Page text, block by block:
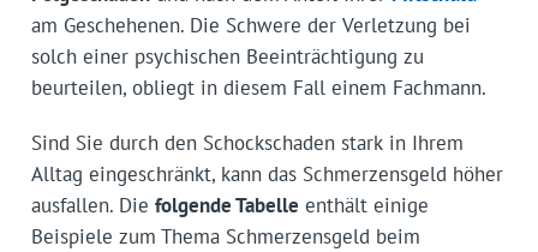
am Geschehenen. Die Schwere der Verletzung bei
solch einer psychischen Beeinträchtigung zu
beurteilen, obliegt in diesem Fall einem Fachmann.
Sind Sie durch den Schockschaden stark in Ihrem
Alltag eingeschränkt, kann das Schmerzensgeld höher
ausfallen. Die folgende Tabelle enthält einige
Beispiele zum Thema Schmerzensgeld beim